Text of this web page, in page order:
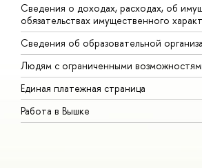
Сведения о доходах, расходах, об
обязательствах имущественного
Сведения об образовательной
Людям с ограниченными
Единая платежная страница
Работа в Вышке